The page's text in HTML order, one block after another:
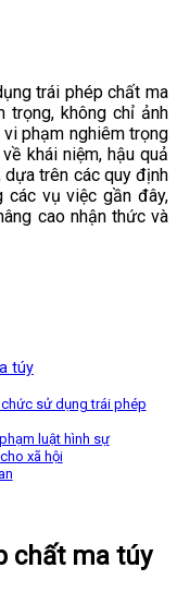
trái phép chất ma
trọng, không chỉ ảnh
phạm nghiêm trọng
khái niệm, hậu quả
dựa trên các quy định
các vụ việc gần đây,
cao nhận thức và
túy
sử dụng trái phép
luật hình sự
xã hội
chất ma túy